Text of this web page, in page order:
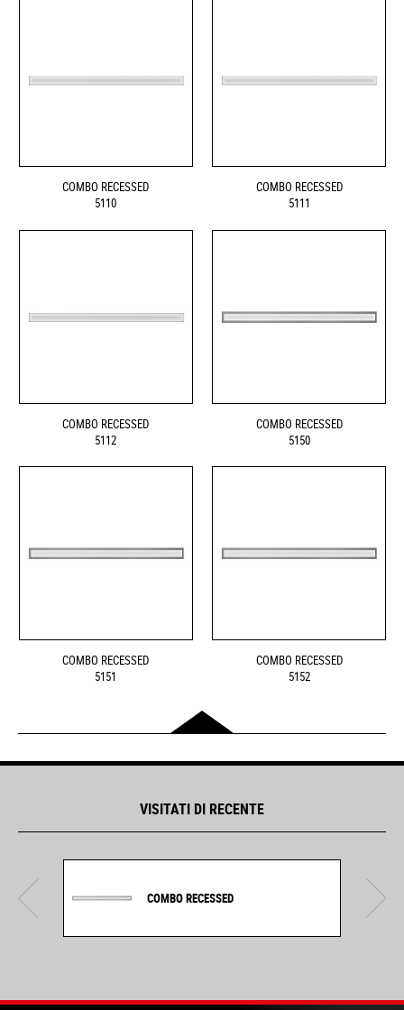
COMBO RECESSED
5110
COMBO RECESSED
5111
COMBO RECESSED
5112
COMBO RECESSED
5150
COMBO RECESSED
5151
COMBO RECESSED
5152
VISITATI DI RECENTE
COMBO RECESSED